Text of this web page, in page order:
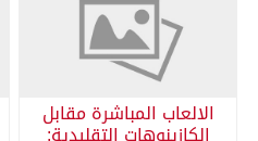
الالعاب المباشرة مقابل